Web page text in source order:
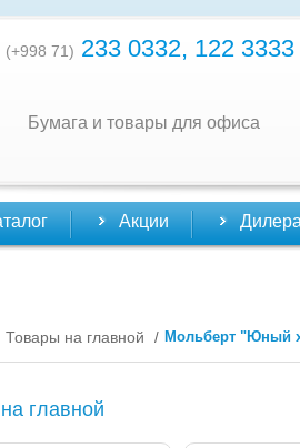
(+998 71) 233 0332, 122 3333
Бумага и товары для офиса
Акции
Товары на главной / Мольберт "Юный
главной